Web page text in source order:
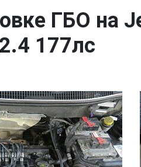
ГБО на
177лс